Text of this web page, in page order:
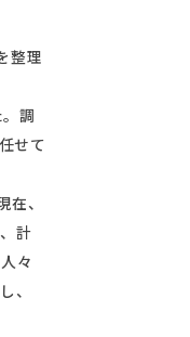
整理
調
せて
、
計
々
、